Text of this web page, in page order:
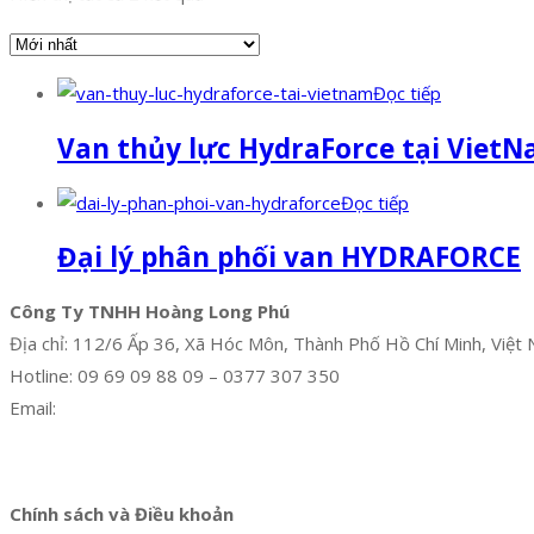
Đọc tiếp
Van thủy lực HydraForce tại
Đọc tiếp
Đại lý phân phối van HYDRAFORCE
Công Ty TNHH Hoàng Long Phú
Địa chỉ: 112/6 Ấp 36, Xã Hóc Môn, Thành Phố Hồ Chí Minh, Việt
Hotline: 09 69 09 88 09 – 0377 307 350
Email:
Chính sách và Điều khoản